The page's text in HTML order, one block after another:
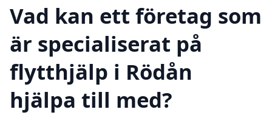
Vad kan ett företag som
är specialiserat på
flytthjälp i Rödån
hjälpa till med?